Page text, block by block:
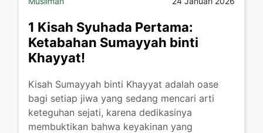
1 Kisah Syuhada Pertama:
Ketabahan Sumayyah binti
Khayyat!
​Kisah Sumayyah binti Khayyat adalah oase
bagi setiap jiwa yang sedang mencari arti
keteguhan sejati, karena dedikasinya
membuktikan bahwa keyakinan yang